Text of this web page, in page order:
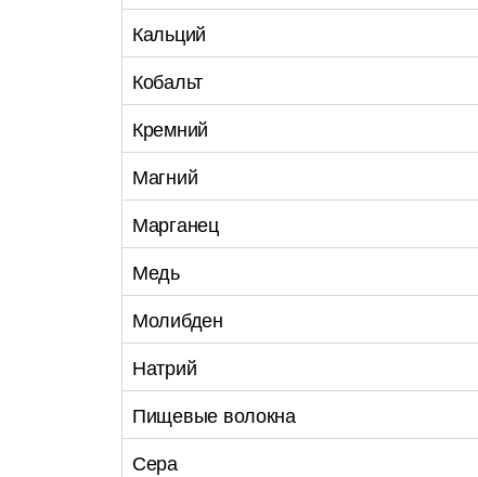
Кальций
Кобальт
Кремний
Магний
Марганец
Медь
Молибден
Натрий
Пищевые волокна
Сера